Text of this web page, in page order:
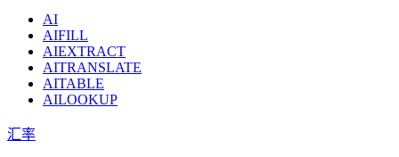
AI
AIFILL
AIEXTRACT
AITRANSLATE
AITABLE
AILOOKUP
汇率